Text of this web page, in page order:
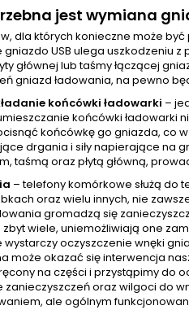
jest wymiana
dla których konieczne może
gniazdo USB ulega uszkodzeniu
głównej lub taśmy łączącej
gniazd ładowania, na pewno
końcówki ładowarki –
końcówki ładowarki
końcówkę go gniazda, co
drgania i siły napierające na
taśmą oraz płytą główną,
– telefony komórkowe służą do
oraz wielu innych, nie
gromadzą się
wiele, uniemożliwiają one
wystarczy oczyszczenie wnęki
może okazać się interwencja
na części i przystąpimy do
zanieczyszczeń oraz wilgoci do
ale ogólnym